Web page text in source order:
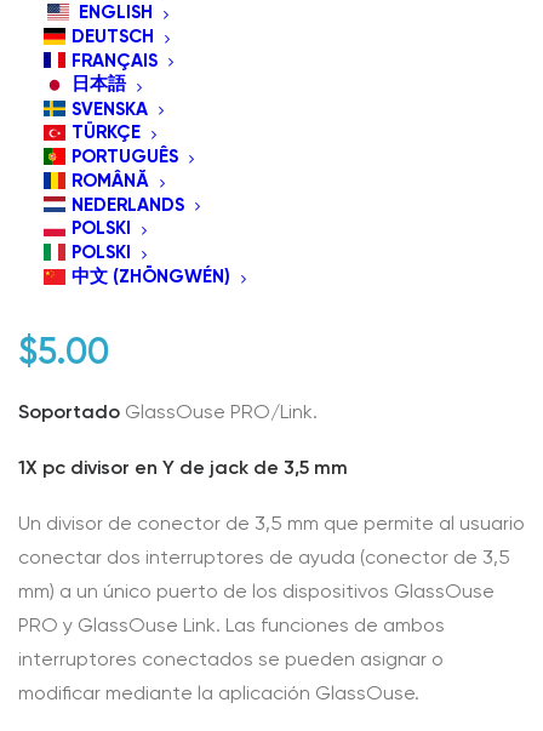
ENGLISH
DEUTSCH
FRANÇAIS
日本語
SVENSKA
TÜRKÇE
PORTUGUÊS
ROMÂNĂ
NEDERLANDS
POLSKI
POLSKI
中文 (ZHŌNGWÉN)
AC06 Jack de 3,5 mm Y-
Splitter
$5.00
Soportado GlassOuse PRO/Link.
1X pc divisor en Y de jack de 3,5 mm
Un divisor de conector de 3,5 mm que permite al usuario
conectar dos interruptores de ayuda (conector de 3,5
mm) a un único puerto de los dispositivos GlassOuse
PRO y GlassOuse Link. Las funciones de ambos
interruptores conectados se pueden asignar o
modificar mediante la aplicación GlassOuse.